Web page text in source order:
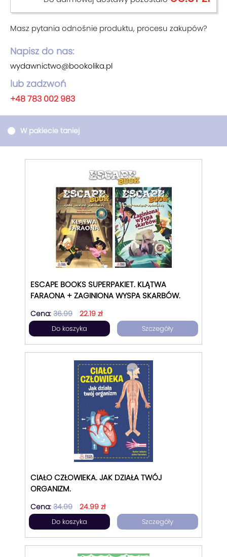
Masz pytania odnośnie produktu, procesu zakupów?
Napisz do nas:
wydawnictwo@bookolika.pl
lub zadzwoń
+48 783 002 983
W pakiecie taniej
ESCAPE BOOKS SUPERPAKIET. KLĄTWA
FARAONA + ZAGINIONA WYSPA SKARBÓW.
Cena: 36.99 22.19 zł
Do koszyka Szczegóły
CIAŁO CZŁOWIEKA. JAK DZIAŁA TWÓJ
ORGANIZM.
Cena: 34.99 24.99 zł
Do koszyka Szczegóły